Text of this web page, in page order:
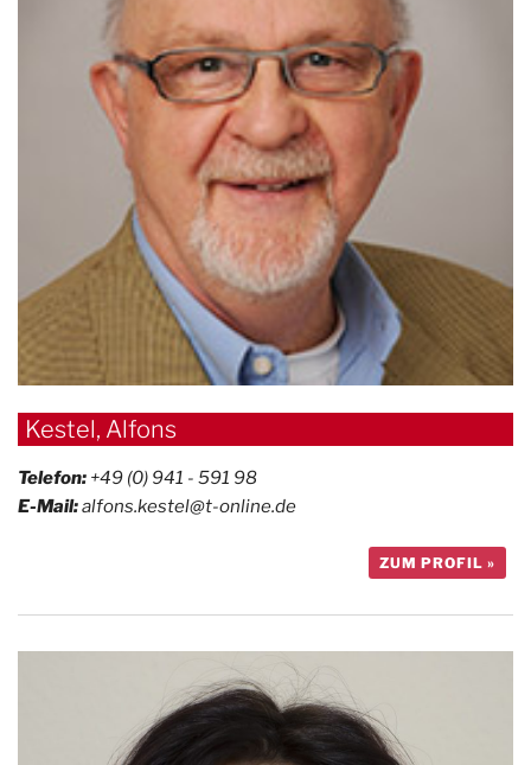
Kestel, Alfons
Telefon: +49 (0) 941 - 591 98
E-Mail:alfons.kestel@t-online.de
ZUM PROFIL »